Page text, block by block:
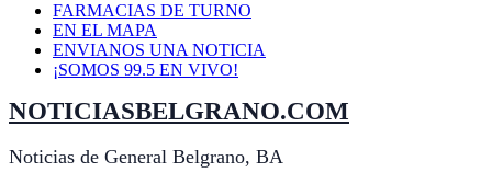
FARMACIAS DE TURNO
EN EL MAPA
ENVIANOS UNA NOTICIA
¡SOMOS 99.5 EN VIVO!
NOTICIASBELGRANO.COM
Noticias de General Belgrano, BA